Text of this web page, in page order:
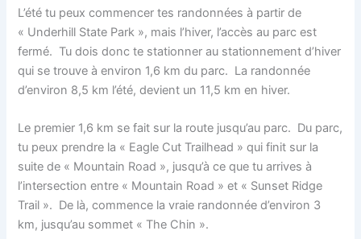
L’été tu peux commencer tes randonnées à partir de
« Underhill State Park », mais l’hiver, l’accès au parc est
fermé. Tu dois donc te stationner au stationnement d’hiver
qui se trouve à environ 1,6 km du parc. La randonnée
d’environ 8,5 km l’été, devient un 11,5 km en hiver.
Le premier 1,6 km se fait sur la route jusqu’au parc. Du parc,
tu peux prendre la « Eagle Cut Trailhead » qui finit sur la
suite de « Mountain Road », jusqu’à ce que tu arrives à
l’intersection entre « Mountain Road » et « Sunset Ridge
Trail ». De là, commence la vraie randonnée d’environ 3
km, jusqu’au sommet « The Chin ».